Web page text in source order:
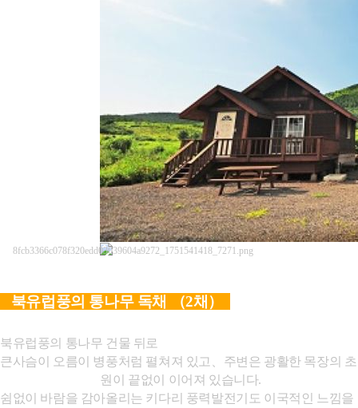
북유럽풍의 통나무 독채 （2채）
북유럽풍의 통나무 건물 뒤로
큰사슴이 오름이 병풍처럼 펼쳐져 있고、주변은 광활한 목장의 초
원이 끝없이 이어져 있습니다.
쉼없이 바람을 감아올리는 키다리 풍력발전기도 이국적인 느낌을